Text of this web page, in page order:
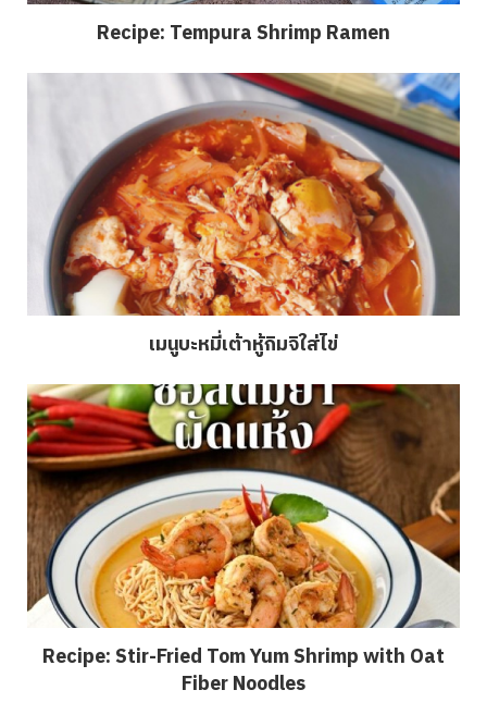
Recipe: Tempura Shrimp Ramen
เมนูบะหมี่เต้าหู้กิมจิใส่ไข่
Recipe: Stir-Fried Tom Yum Shrimp with Oat
Fiber Noodles